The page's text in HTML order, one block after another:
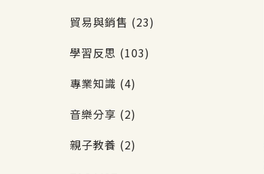
貿易與銷售 (23)
學習反思 (103)
專業知識 (4)
音樂分享 (2)
親子教養 (2)